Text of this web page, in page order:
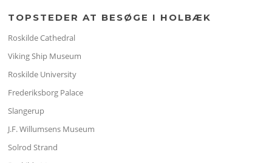
TOPSTEDER AT BESØGE I HOLBÆK
Roskilde Cathedral
Viking Ship Museum
Roskilde University
Frederiksborg Palace
Slangerup
J.F. Willumsens Museum
Solrod Strand